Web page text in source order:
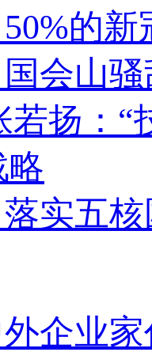
的
会山
若扬：“
略
实五
企业